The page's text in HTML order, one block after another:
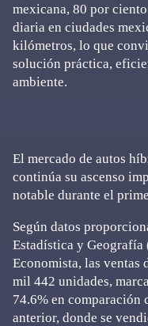
mexicana, 80 por
diaria en ciudades
kilómetros, lo que
solución práctica,
ambiente.
El mercado de autos
continúa su ascenso
notable durante el
Según datos
Estadística y
Economista, las ventas
mil 442 unidades,
74.6% en comparación
anterior, donde se